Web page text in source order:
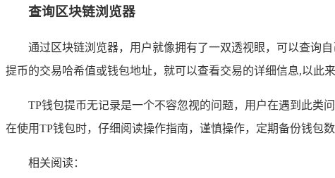
查询区块链浏览器
通过区块链浏览器，用户就像拥有了一双透视眼，可以查询
提币的交易哈希值或钱包地址，就可以查看交易的详细信息,以此
TP钱包提币无记录是一个不容忽视的问题，用户在遇到此类
在使用TP钱包时，仔细阅读操作指南，谨慎操作，定期备份钱包
相关阅读：